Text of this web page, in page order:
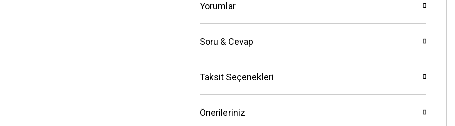
Yorumlar
Soru & Cevap
Taksit Seçenekleri
Önerileriniz